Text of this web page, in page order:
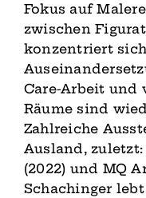
Fokus auf
zwischen
konzentriert
Care-Arbeit und
Räume sind
Zahlreiche
Ausland,
(2022) und MQ
Schachinger